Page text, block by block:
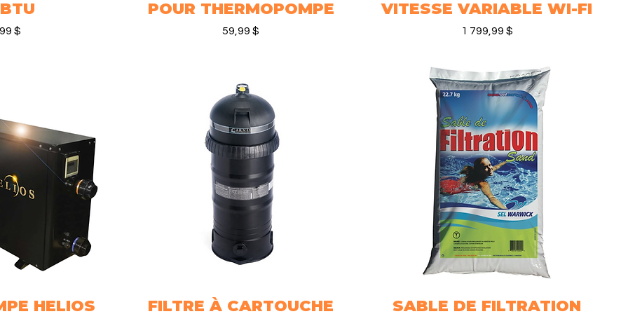
$
POUR THERMOPOMPE
Prix
59,99 $
VITESSE VARIABLE WI-FI
Prix
1 799,99 $
HELIOS
Aperçu rapide
FILTRE À CARTOUCHE
Aperçu rapide
SABLE DE FILTRATION